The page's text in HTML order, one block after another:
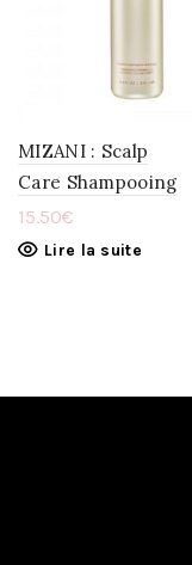
MIZANI : Scalp
Care Shampooing
15.50€
Lire la suite